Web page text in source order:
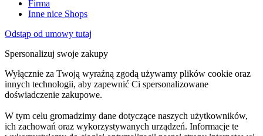
Firma
Inne nice Shops
Odstąp od umowy tutaj
Spersonalizuj swoje zakupy
Wyłącznie za Twoją wyraźną zgodą używamy plików cookie oraz
innych technologii, aby zapewnić Ci spersonalizowane
doświadczenie zakupowe.
W tym celu gromadzimy dane dotyczące naszych użytkowników,
ich zachowań oraz wykorzystywanych urządzeń. Informacje te